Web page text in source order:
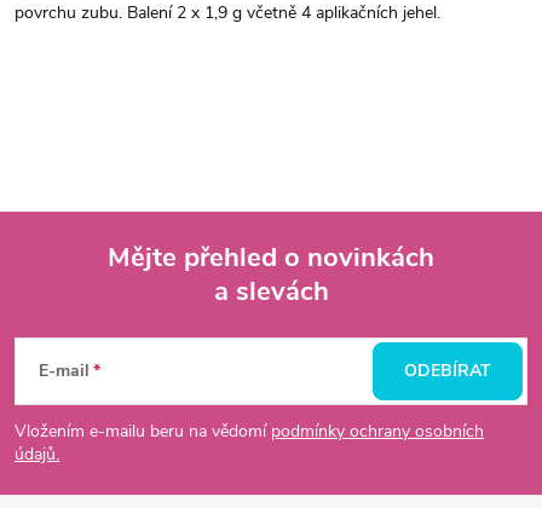
povrchu zubu. Balení 2 x 1,9 g včetně 4 aplikačních jehel.
p
a
Mějte přehled o novinkách
a slevách
E-mail
Vložením e-mailu beru na vědomí podmínky ochrany osobních
údajů.
ODEBÍRAT